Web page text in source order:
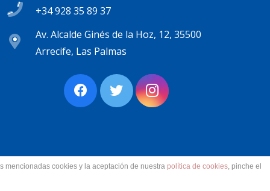
+34 928 35 89 37
Av. Alcalde Ginés de la Hoz, 12, 35500
Arrecife, Las Palmas
mencionadas cookies y la aceptación de nuestra política de cookies, pinche el